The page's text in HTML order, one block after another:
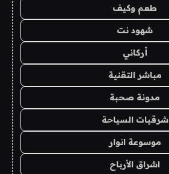
طعم وكيف
شهود نت
أركاني
مباشر التقنية
مدونة صحبة
شرقيات السياحة
موسوعة انوار
اشراق الأرباح